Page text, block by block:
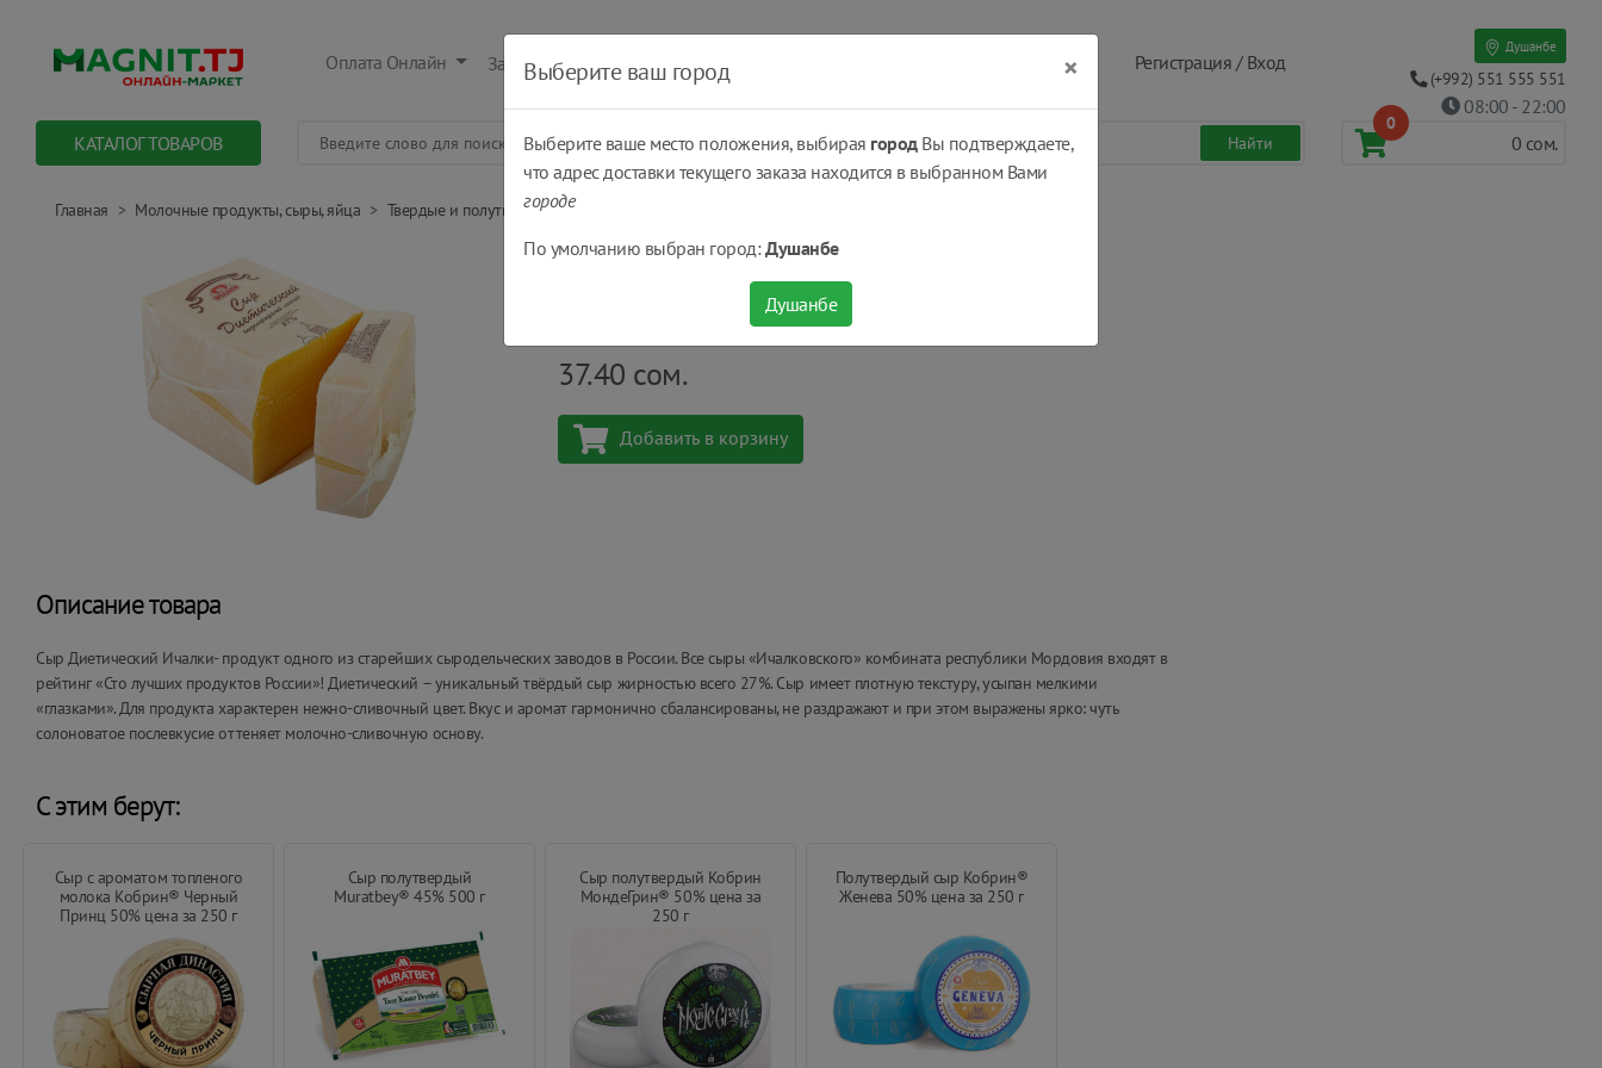
Оплата Онлайн Заказать Оплатить Получить Регистрация / Вход
Душанбе
(+992) 551 555 551
08:00 - 22:00
КАТАЛОГ ТОВАРОВ
0
0 сом.
Главная Молочные продукты, сыры, яйца Твердые и полутвердые сыры
Диетический Сыр Ичалки® 27% цена за 250 г
шт
37.40 сом.
Добавить в корзину
Описание товара
Сыр Диетический Ичалки- продукт одного из старейших сыродельческих заводов в России. Все сыры «Ичалковского» комбината республики Мордовия входят в
рейтинг «Сто лучших продуктов России»! Диетический – уникальный твёрдый сыр жирностью всего 27%. Сыр имеет плотную текстуру, усыпан мелкими
«глазками». Для продукта характерен нежно-сливочный цвет. Вкус и аромат гармонично сбалансированы, не раздражают и при этом выражены ярко: чуть
солоноватое послевкусие оттеняет молочно-сливочную основу.
С этим берут:
Сыр с ароматом топленого
молока Кобрин® Черный
Принц 50% цена за 250 г
Сыр полутвердый
Muratbey® 45% 500 г
Сыр полутвердый Кобрин
МондеГрин® 50% цена за
250 г
Полутвердый сыр Кобрин®
Женева 50% цена за 250 г
Выберите ваш город ×
Выберите ваше место положения, выбирая городВы подтверждаете,
что адрес доставки текущего заказа находится в выбранном Вами
городе
По умолчанию выбран город:Душанбе
Душанбе